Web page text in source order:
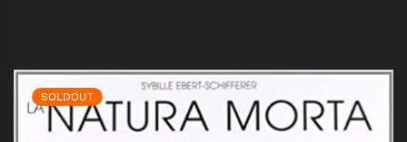
SOLDOUT